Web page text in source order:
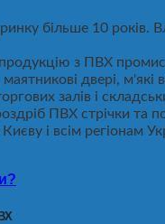
більше 10 років.
з ПВХ
маятникові двері, м'які
залів і
ПВХ стрічки та
і всім регіонам